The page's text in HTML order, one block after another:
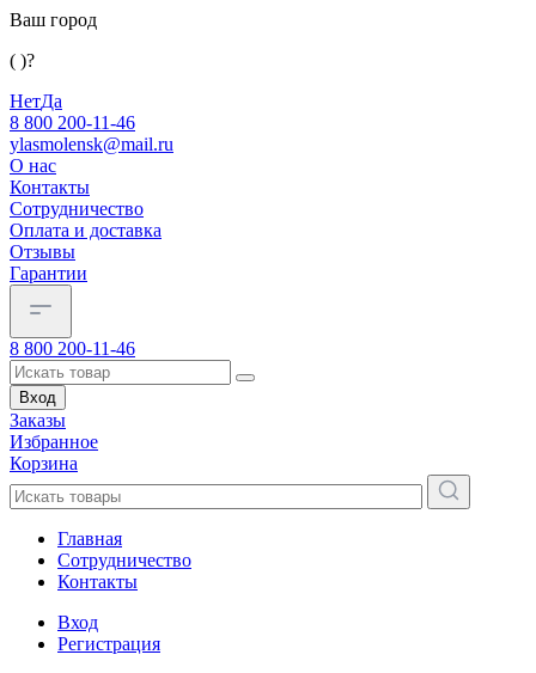
Ваш город
( )?
НетДа
8 800 200-11-46
ylasmolensk@mail.ru
О нас
Контакты
Сотрудничество
Оплата и доставка
Отзывы
Гарантии
8 800 200-11-46
Вход
Заказы
Избранное
Корзина
Главная
Сотрудничество
Контакты
Вход
Регистрация